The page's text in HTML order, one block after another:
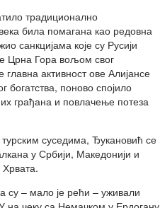
традиционално
била помагана као редовна
санкцијама које су Русији
Црна Гора вољом свог
активност ове Алијансе
богатства, поново спојило
грађана и повлачење потеза
суседима, Ђукановић се
у Србији, Македонији и
су – мало је рећи – уживали